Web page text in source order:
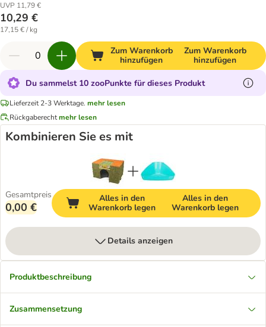
UVP 11,79 €
10,29 €
17,15 € / kg
Zum Warenkorb
hinzufügen
Zum Warenkorb
hinzufügen
Du sammelst 10 zooPunkte für dieses Produkt
Lieferzeit 2-3 Werktage. mehr lesen
Rückgaberechtmehr lesen
Kombinieren Sie es mit
Gesamtpreis
0,00 €
Alles in den
Warenkorb legen
Alles in den
Warenkorb legen
Details anzeigen
Produktbeschreibung
Zusammensetzung